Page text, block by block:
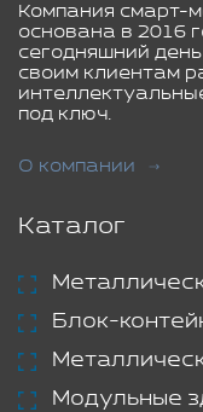
Компания смарт-
основана в 2016
сегодняшний
своим клиентам
под ключ.
О компании
Каталог
Блок-
Модульные